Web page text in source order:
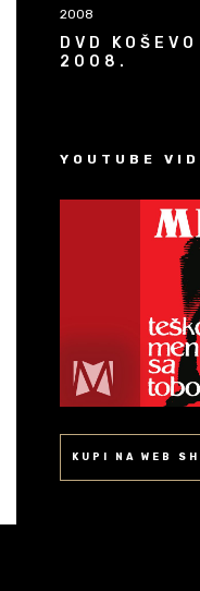
2008
DVD KOŠEVO
2008.
YOUTUBE
KUPI NA WEB